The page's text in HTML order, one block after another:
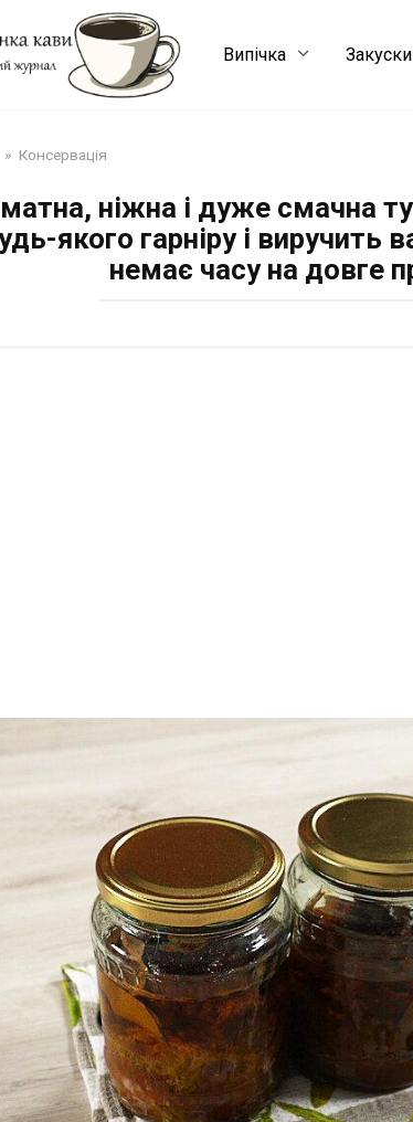
Випічка Закуски
» Консервація
ніжна і дуже смачна
якого гарніру і виручить
немає часу на довге